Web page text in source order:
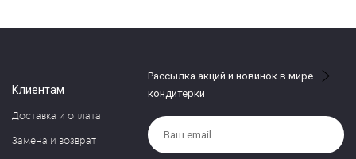
Клиентам
Доставка и оплата
Замена и возврат
Рассылка акций и новинок в мире
кондитерки